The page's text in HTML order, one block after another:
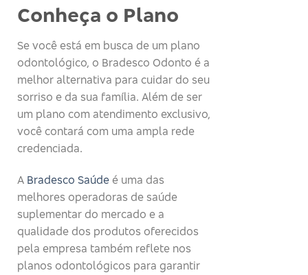
Conheça o Plano
Se você está em busca de um plano
odontológico, o Bradesco Odonto é a
melhor alternativa para cuidar do seu
sorriso e da sua família. Além de ser
um plano com atendimento exclusivo,
você contará com uma ampla rede
credenciada.
A Bradesco Saúde é uma das
melhores operadoras de saúde
suplementar do mercado e a
qualidade dos produtos oferecidos
pela empresa também reflete nos
planos odontológicos para garantir